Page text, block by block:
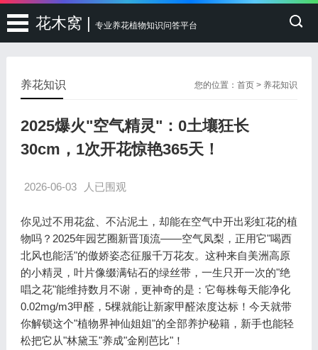
花木窝 | 专业养花植物知识问答平台
您的位置：首页 > 养花知识
养花知识
2025爆火"空气精灵"：0土壤狂长
30cm，1次开花惊艳365天！
2026-06-03 人已围观
你见过不用花盆、不沾泥土，却能在空气中开出彩虹花的植
物吗？2025年园艺圈新晋顶流——空气凤梨，正用它"喝西
北风也能活"的傲娇姿态征服千万花友。这种来自美洲高原
的小精灵，叶片像缀满钻石的绿丝带，一生只开一次的"绝
唱之花"能维持数月不谢，更神奇的是：它每株每天能净化
0.02mg/m3甲醛，5棵就能让新家甲醛浓度达标！今天就带
你解锁这个"植物界神仙姐姐"的全部养护秘籍，新手也能轻
松把它从"林黛玉"养成"金刚芭比"！